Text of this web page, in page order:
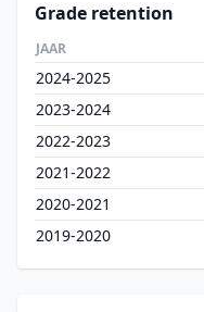
Grade retention
JAAR
2024-2025
2023-2024
2022-2023
2021-2022
2020-2021
2019-2020